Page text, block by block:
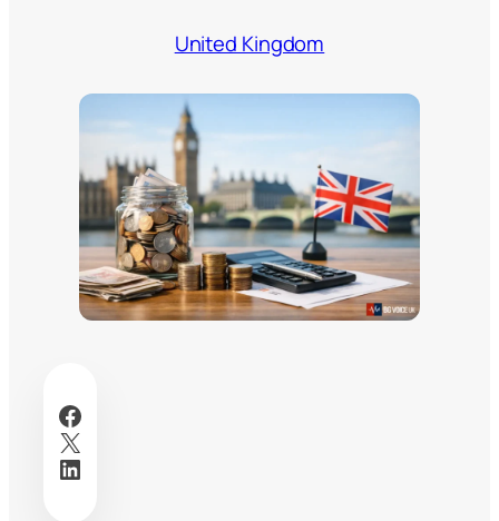
United Kingdom
Facebook
X
LinkedIn